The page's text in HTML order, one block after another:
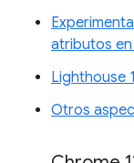
atributos en
Lighthouse
Otros